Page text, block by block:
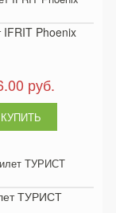
Phoenix
руб.
ТУРИСТ